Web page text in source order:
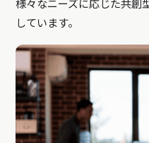
様々なニーズに応じた共創
しています。